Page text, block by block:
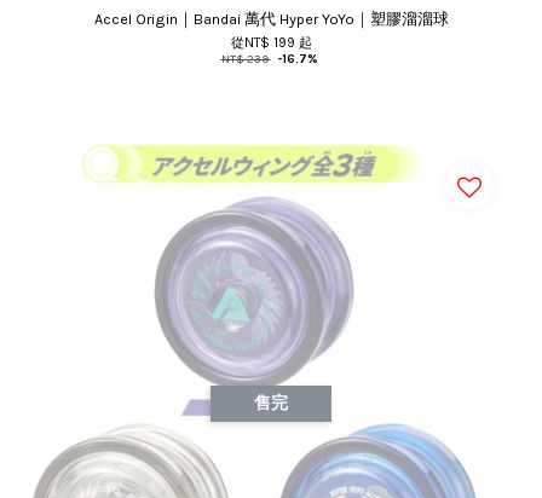
Accel Origin｜Bandai 萬代 Hyper YoYo｜塑膠溜溜球
從NT$ 199 起
NT$ 239 -16.7%
售完